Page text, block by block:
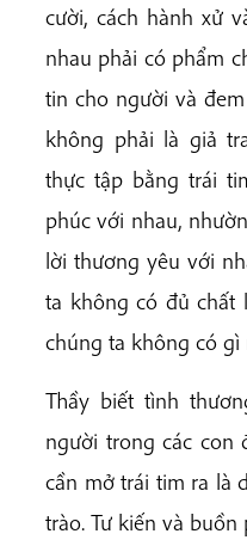
cười, cách hành xử
nhau phải có phẩm
tin cho người và
không phải là giả
thực tập bằng trái
phúc với nhau,
lời thương yêu với
ta không có đủ chất
chúng ta không có
Thầy biết tình
người trong các con
cần mở trái tim ra là
trào. Tư kiến và